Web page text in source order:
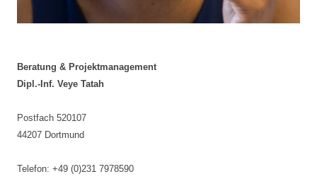
Beratung & Projektmanagement
Dipl.-Inf. Veye Tatah
Postfach 520107
44207 Dortmund
Telefon: +49 (0)231 7978590